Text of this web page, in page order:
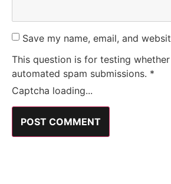
Save my name, email, and
This question is for testing
automated spam submissions. *
Captcha loading...